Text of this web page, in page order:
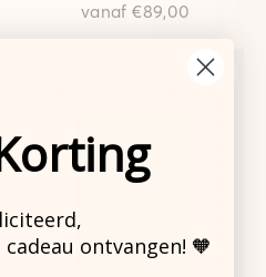
vanaf€89,00
ontvangen! 🧡